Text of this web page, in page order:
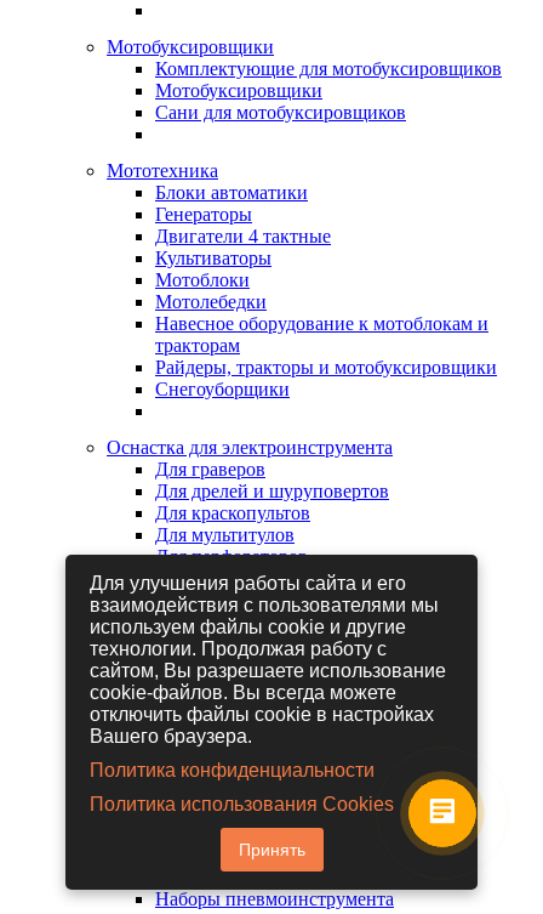
Мотобуксировщики
Комплектующие для мотобуксировщиков
Мотобуксировщики
Сани для мотобуксировщиков
Мототехника
Блоки автоматики
Генераторы
Двигатели 4 тактные
Культиваторы
Мотоблоки
Мотолебедки
Навесное оборудование к мотоблокам и
тракторам
Райдеры, тракторы и мотобуксировщики
Снегоуборщики
Оснастка для электроинструмента
Для граверов
Для дрелей и шуруповертов
Для краскопультов
Для мультитулов
Для перфораторов
Для сабельных пил
Для строительных фенов
Для фрезеров
Для шлифовальных машин
Для электрических лобзиков
Для электрических ножниц
Для электрических пил
Для электрических рубанков
Гайковерты пневматические
Дрели пневматические
Другие пневмоинструменты
Заклепочники пневматические
Наборы пневмоинструмента
Для улучшения работы сайта и его
взаимодействия с пользователями мы
используем файлы cookie и другие
технологии. Продолжая работу с
сайтом, Вы разрешаете использование
cookie-файлов. Вы всегда можете
отключить файлы cookie в настройках
Вашего браузера.
Политика конфиденциальности
Политика использования Cookies
Принять